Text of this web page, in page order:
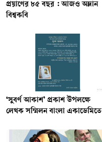
প্রয়াণের ৮৫ বছর : আজও অম্লান
বিশ্বকবি
‘সুবর্ণ আকাশ’ প্রকাশ উপলক্ষে
লেখক সম্মিলন বাংলা একাডেমিতে